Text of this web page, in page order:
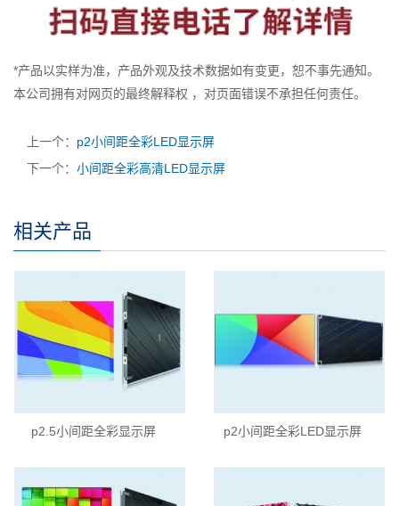
*产品以实样为准，产品外观及技术数据如有变更，恕不事先通知。
本公司拥有对网页的最终解释权 ，对页面错误不承担任何责任。
上一个： p2小间距全彩LED显示屏
下一个： 小间距全彩高清LED显示屏
相关产品
p2.5小间距全彩显示屏 p2小间距全彩LED显示屏